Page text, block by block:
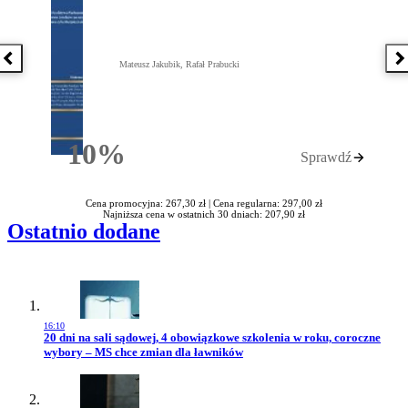
Poprzednia książka
10%Rabatu
Mateusz Jakubik, Rafał Prabucki
Sprawdź
Cena promocyjna: 267,30 zł | Cena regularna: 297,00 zł
Najniższa cena w ostatnich 30 dniach: 207,90 zł
Ostatnio dodane
16:10
Przejdź do artykułu:
20 dni na sali sądowej, 4 obowiązkowe szkolenia w roku, coroczne
wybory – MS chce zmian dla ławników